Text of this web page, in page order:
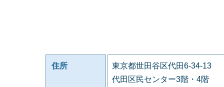
住所
東京都世田谷区代田6-34-13
代田区民センター3階・4階